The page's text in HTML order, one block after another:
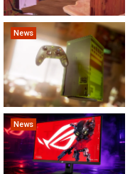
News
News